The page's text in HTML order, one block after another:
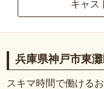
キャス
兵庫県神戸市東
スキマ時間で働ける